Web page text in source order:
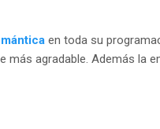
en toda su
agradable. Además la